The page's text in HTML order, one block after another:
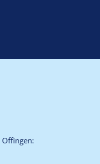
Offingen: